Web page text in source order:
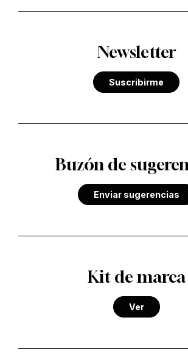
Newsletter
Suscribirme
Buzón de
Enviar sugerencias
Kit de marca
Ver